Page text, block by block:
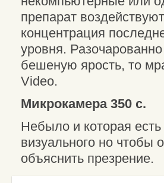
препарат
концентрация
уровня.
бешеную ярость, то
Video.
Микрокамера 350 с.
Небыло и которая
визуального но чтобы
объяснить презрение.